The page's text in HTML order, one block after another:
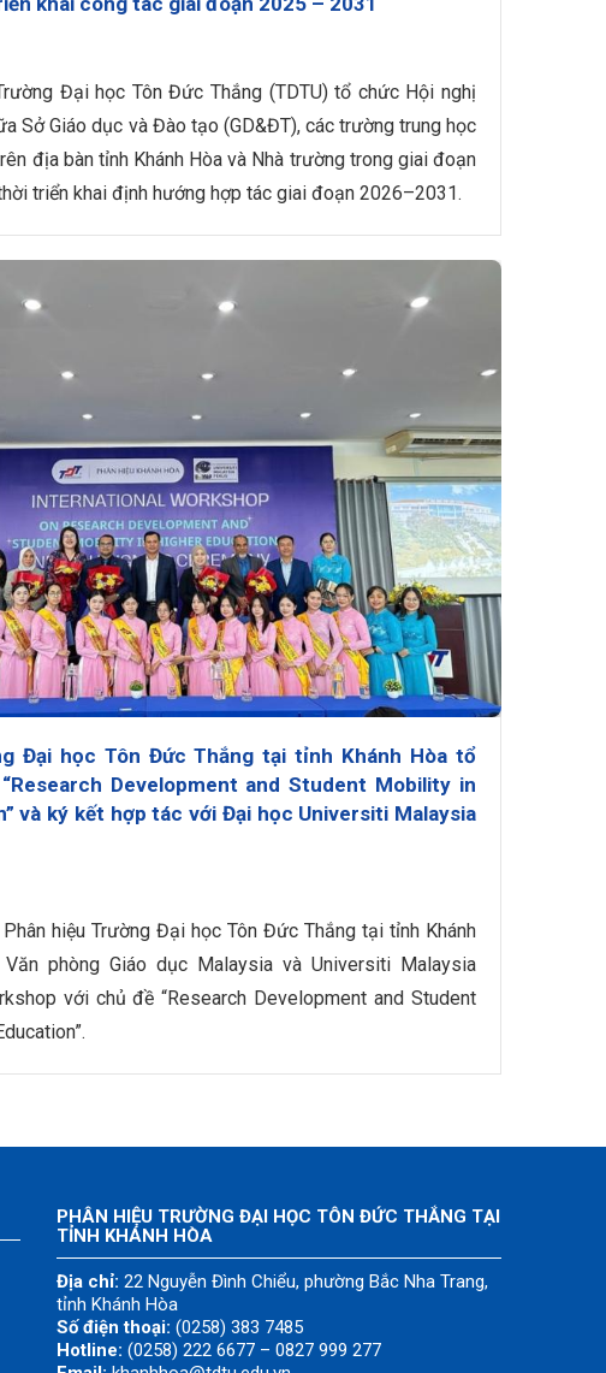
Đại học Tôn Đức Thắng (TDTU) tổ chức Hội nghị
Sở Giáo dục và Đào tạo (GD&ĐT), các trường trung học
địa bàn tỉnh Khánh Hòa và Nhà trường trong giai đoạn
triển khai định hướng hợp tác giai đoạn 2026–2031.
Đại học Tôn Đức Thắng tại tỉnh Khánh Hòa tổ
Development and Student Mobility in
và ký kết hợp tác với Đại học Universiti Malaysia
hiệu Trường Đại học Tôn Đức Thắng tại tỉnh Khánh
phòng Giáo dục Malaysia và Universiti Malaysia
với chủ đề “Research Development and Student
PHÂN HIỆU TRƯỜNG ĐẠI HỌC TÔN ĐỨC THẮNG TẠI
TỈNH KHÁNH HÒA
Địa chỉ: 22 Nguyễn Đình Chiểu, phường Bắc Nha Trang,
tỉnh Khánh Hòa
Số điện thoại: (0258) 383 7485
Hotline: (0258) 222 6677 – 0827 999 277